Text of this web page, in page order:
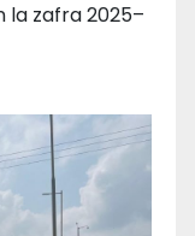
la zafra 2025–